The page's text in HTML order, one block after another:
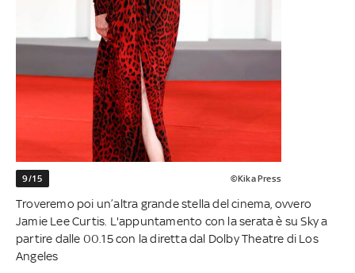
9/15 ©Kika Press
Troveremo poi un’altra grande stella del cinema, ovvero
Jamie Lee Curtis. L'appuntamento con la serata è su Sky a
partire dalle 00.15 con la diretta dal Dolby Theatre di Los
Angeles